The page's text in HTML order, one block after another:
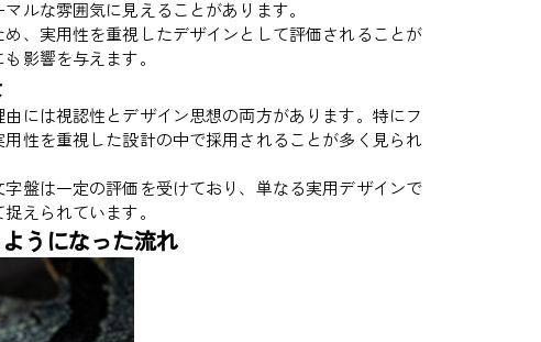
ルな雰囲気に見えることがあります。
、実用性を重視したデザインとして評価されることが
影響を与えます。
には視認性とデザイン思想の両方があります。特にフ
性を重視した設計の中で採用されることが多く見られ
盤は一定の評価を受けており、単なる実用デザインで
えられています。
うになった流れ